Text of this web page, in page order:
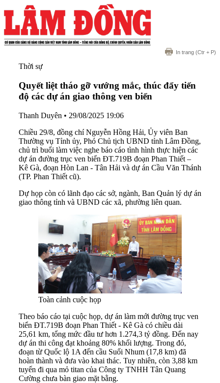
In trang (Ctr + P)
Thời sự
Quyết liệt tháo gỡ vướng mắc, thúc đẩy tiến
độ các dự án giao thông ven biển
Thanh Duyên • 29/08/2025 19:06
Chiều 29/8, đồng chí Nguyễn Hồng Hải, Ủy viên Ban
Thường vụ Tỉnh ủy, Phó Chủ tịch UBND tỉnh Lâm Đồng,
chủ trì buổi làm việc nghe báo cáo tình hình thực hiện các
dự án đường trục ven biển ĐT.719B đoạn Phan Thiết –
Kê Gà, đoạn Hòn Lan - Tân Hải và dự án Cầu Văn Thánh
(TP. Phan Thiết cũ).
Dự họp còn có lãnh đạo các sở, ngành, Ban Quản lý dự án
giao thông tỉnh và UBND các xã, phường liên quan.
Toàn cảnh cuộc họp
Theo báo cáo tại cuộc họp, dự án làm mới đường trục ven
biển ĐT.719B đoạn Phan Thiết - Kê Gà có chiều dài
25,61 km, tổng mức đầu tư hơn 1.274,3 tỷ đồng. Đến nay
dự án thi công đạt khoảng 80% khối lượng. Trong đó,
đoạn từ Quốc lộ 1A đến cầu Suối Nhum (17,8 km) đã
hoàn thành và đưa vào khai thác. Tuy nhiên, còn 3,88 km
tuyến đi qua mỏ titan của Công ty TNHH Tân Quang
Cường chưa bàn giao mặt bằng.